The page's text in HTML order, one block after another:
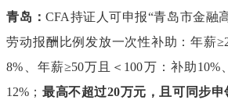
青岛：CFA持证人可申报“青岛市金融
劳动报酬比例发放一次性补助：年薪
8%、年薪≥50万且＜100万：补助10%
12%； 最高不超过20万元，且可同步